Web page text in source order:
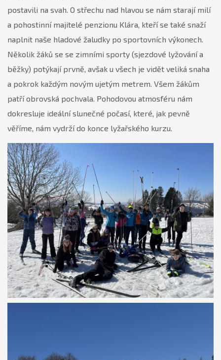
postavili na svah. O střechu nad hlavou se nám starají milí
a pohostinní majitelé penzionu Klára, kteří se také snaží
naplnit naše hladové žaludky po sportovních výkonech.
Několik žáků se se zimními sporty (sjezdové lyžování a
běžky) potýkají prvně, avšak u všech je vidět veliká snaha
a pokrok každým novým ujetým metrem. Všem žákům
patří obrovská pochvala. Pohodovou atmosféru nám
dokresluje ideální slunečné počasí, které, jak pevně
věříme, nám vydrží do konce lyžařského kurzu.